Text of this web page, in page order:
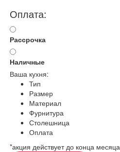
Оплата:
Рассрочка
Наличные
Ваша кухня:
Тип
Размер
Материал
Фурнитура
Столешница
Оплата
*акция действует до конца месяца